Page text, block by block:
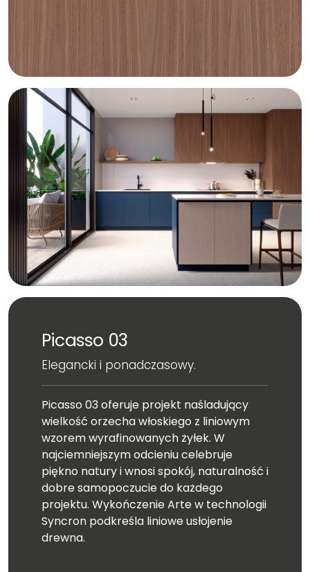
Picasso 03
Elegancki i ponadczasowy.
Picasso 03 oferuje projekt naśladujący
wielkość orzecha włoskiego z liniowym
wzorem wyrafinowanych żyłek. W
najciemniejszym odcieniu celebruje
piękno natury i wnosi spokój, naturalność i
dobre samopoczucie do każdego
projektu. Wykończenie Arte w technologii
Syncron podkreśla liniowe usłojenie
drewna.